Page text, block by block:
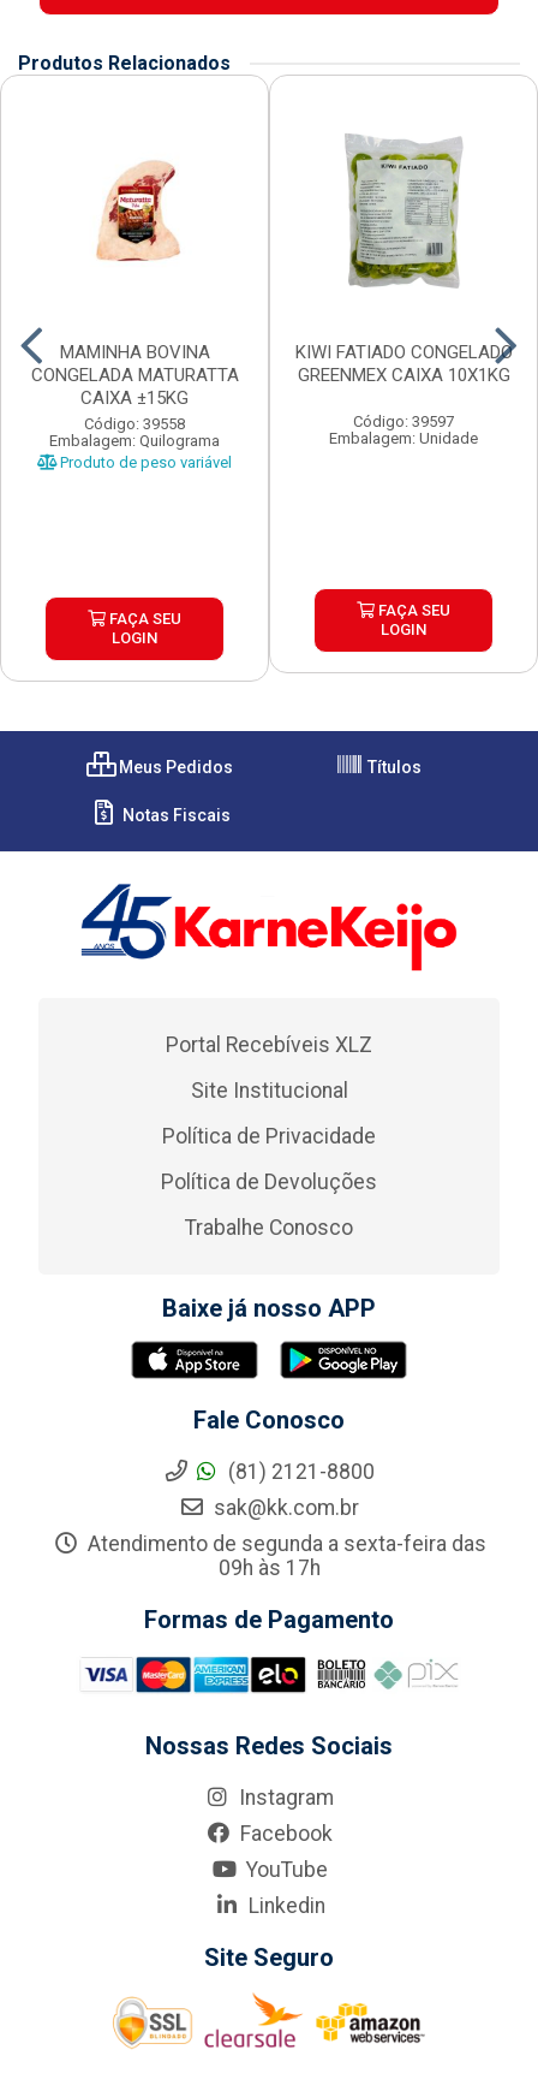
Produtos Relacionados
MAMINHA BOVINA
CONGELADA MATURATTA
CAIXA ±15KG
Código: 39558
Embalagem: Quilograma
Produto de peso variável
FAÇA SEU
LOGIN
KIWI FATIADO CONGELADO
GREENMEX CAIXA 10X1KG
Código: 39597
Embalagem: Unidade
FAÇA SEU
LOGIN
Meus Pedidos Títulos
Notas Fiscais
Portal Recebíveis XLZ
Site Institucional
Política de Privacidade
Política de Devoluções
Trabalhe Conosco
Baixe já nosso APP
Fale Conosco
(81) 2121-8800
sak@kk.com.br
Atendimento de segunda a sexta-feira das
09h às 17h
Formas de Pagamento
Nossas Redes Sociais
Instagram
Facebook
YouTube
Linkedin
Site Seguro